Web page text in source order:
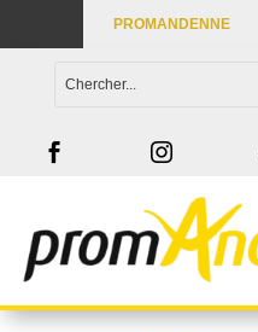
PROMANDENNE
 